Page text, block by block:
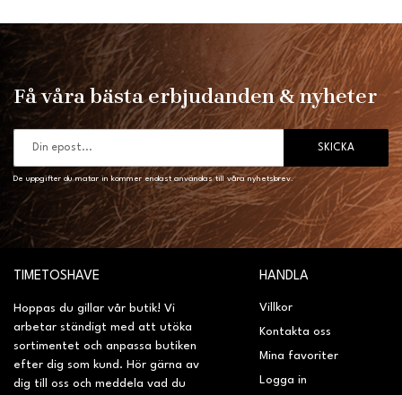
Få våra bästa erbjudanden & nyheter
SKICKA
De uppgifter du matar in kommer endast användas till våra nyhetsbrev.
TIMETOSHAVE
Hoppas du gillar vår butik! Vi
arbetar ständigt med att utöka
sortimentet och anpassa butiken
efter dig som kund. Hör gärna av
dig till oss och meddela vad du
HANDLA
Villkor
Kontakta oss
Mina favoriter
Logga in